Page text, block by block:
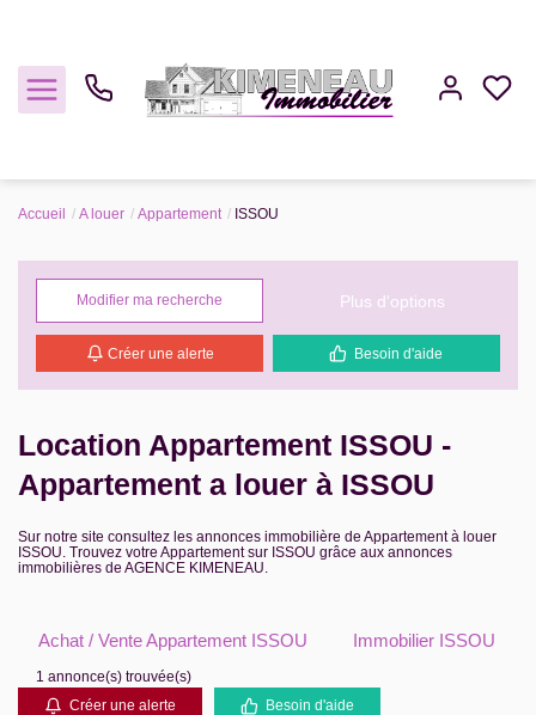
Louer
Estimer
Gestion
Contact
Extranet Gestion
Accueil A louer Appartement ISSOU
Modifier ma recherche Plus d'options
Créer une alerte Besoin d'aide
Location Appartement ISSOU -
Appartement a louer à ISSOU
Sur notre site consultez les annonces immobilière de Appartement à louer
ISSOU. Trouvez votre Appartement sur ISSOU grâce aux annonces
immobilières de AGENCE KIMENEAU.
Achat / Vente Appartement ISSOU Immobilier ISSOU
1 annonce(s) trouvée(s)
Créer une alerte
Besoin d'aide